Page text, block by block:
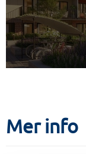
Mer info